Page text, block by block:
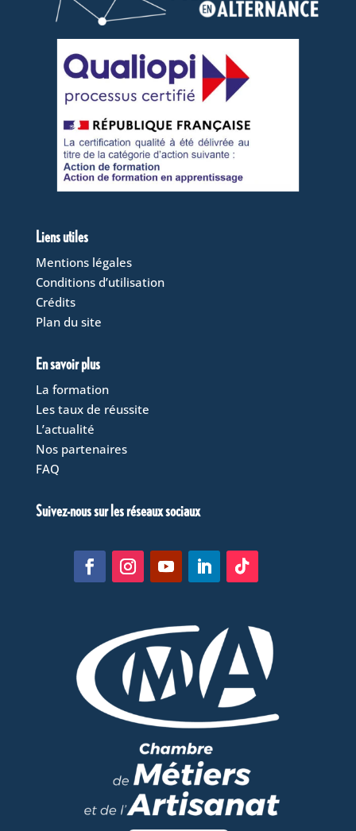
Liens utiles
Mentions légales
Conditions d’utilisation
Crédits
Plan du site
En savoir plus
La formation
Les taux de réussite
L’actualité
Nos partenaires
FAQ
Suivez-nous sur les réseaux sociaux